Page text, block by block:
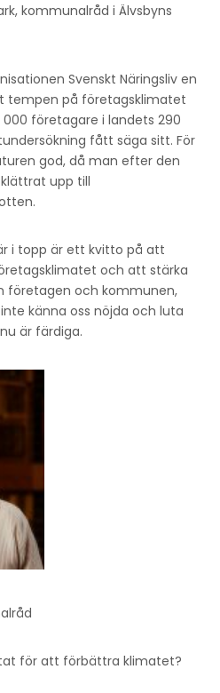
kommunalråd i Älvsbyns
Svenskt Näringsliv en
tempen på företagsklimatet
företagare i landets 290
fått säga sitt. För
god, då man efter den
upp till
i topp är ett kvitto på att
och att stärka
företagen och kommunen,
känna oss nöjda och luta
är färdiga.
för att förbättra klimatet?